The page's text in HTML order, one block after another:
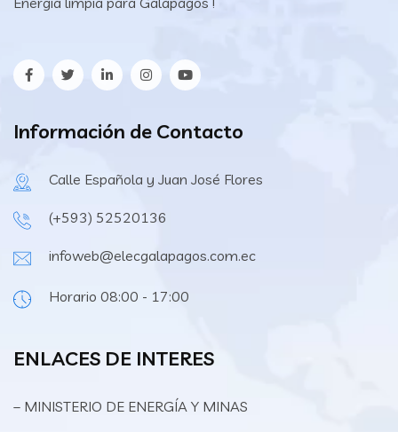
Información de Contacto
Calle Española y Juan José Flores
(+593) 52520136
infoweb@elecgalapagos.com.ec
Horario 08:00 - 17:00
ENLACES DE INTERES
– MINISTERIO DE ENERGÍA Y MINAS